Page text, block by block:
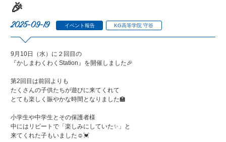
🎉
2025-09-19 イベント報告 KG高等学院 守谷
9月10日（水）に２回目の
『かしまわくわくStation』を開催しました🎉
第2回目は前回よりも
たくさんの子供たちが遊びに来てくれて
とても楽しく賑やかな時間となりました🏫
小学生や中学生とその保護者様
中にはリピートで「楽しみにしていた✨」と
来てくれた子もいました☺️💓